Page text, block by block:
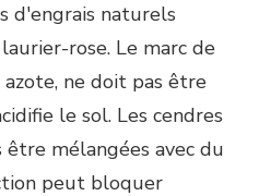
d'engrais naturels
rose. Le marc de
ne doit pas être
le sol. Les cendres
mélangées avec du
peut bloquer